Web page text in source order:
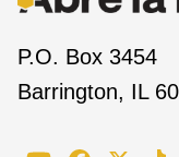
P.O. Box 3454
Barrington, IL